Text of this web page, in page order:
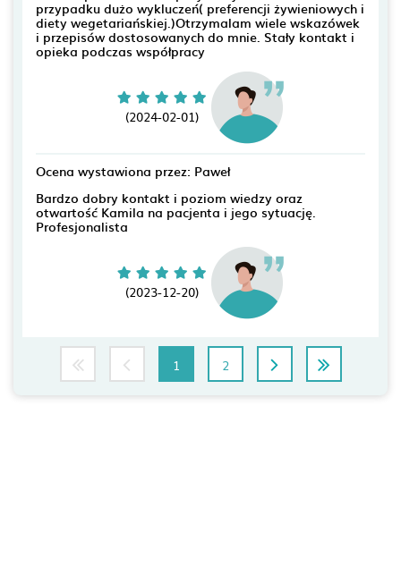
przypadku dużo wykluczeń( preferencji żywieniowych i
diety wegetariańskiej.)Otrzymalam wiele wskazówek
i przepisów dostosowanych do mnie. Stały kontakt i
opieka podczas współpracy
(2024-02-01)
Ocena wystawiona przez: Paweł
Bardzo dobry kontakt i poziom wiedzy oraz
otwartość Kamila na pacjenta i jego sytuację.
Profesjonalista
(2023-12-20)
1 2